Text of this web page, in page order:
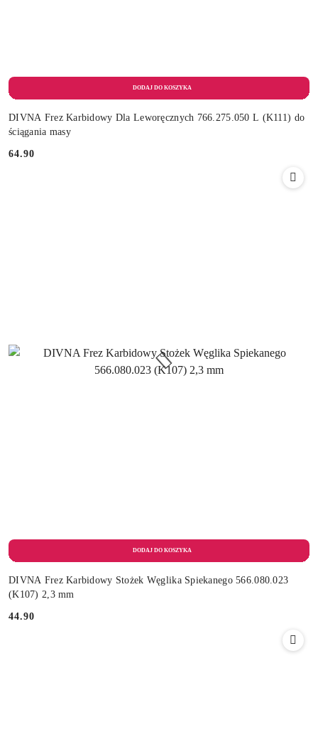
DIVNA Frez Karbidowy Dla Leworęcznych 766.275.050 L (K111) do
ściągania masy
Cena:
64.90
DIVNA Frez Karbidowy Stożek Węglika Spiekanego 566.080.023
(K107) 2,3 mm
Cena:
44.90